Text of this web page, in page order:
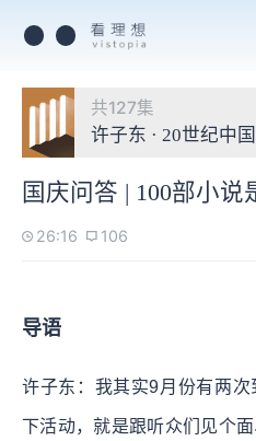
共127集
许子东 · 20世纪中
国庆问答 | 100部小说
26:16 106
导语
许子东：我其实9月份有两
下活动，就是跟听众们见个